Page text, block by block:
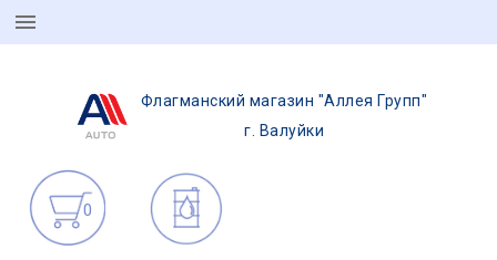
Флагманский магазин "Аллея Групп"
г. Валуйки
0